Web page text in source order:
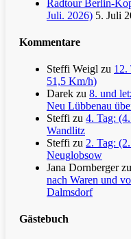
Radtour Berlin-
Juli. 2026) 5. Juli
Kommentare
Steffi Weigl zu 12.
51,5 Km/h)
Darek zu 8. und
Neu Lübbenau
Steffi zu 4. Tag:
Wandlitz
Steffi zu 2. Tag:
Neuglobsow
Jana Dornbergerzu
nach Waren und
Dalmsdorf
Gästebuch